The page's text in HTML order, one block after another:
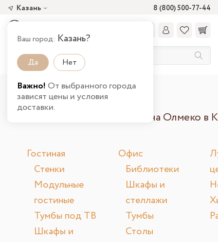
8 (800) 500-77-44
Казань
Ваш город: Казань?
Да Нет
Важно! От выбранного города
зависят цены и условия
доставки.
Главная Карта сайта
Карта сайта интернет магазина Олмеко в
Гостиная
Стенки
Модульные
гостиные
Тумбы под ТВ
Шкафы и
Офис
Библиотеки
Шкафы и
стеллажи
Тумбы
Столы